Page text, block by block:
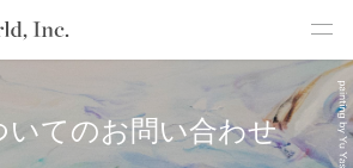
案件についてのお問い合わせ
いてのお問い合わせ
service